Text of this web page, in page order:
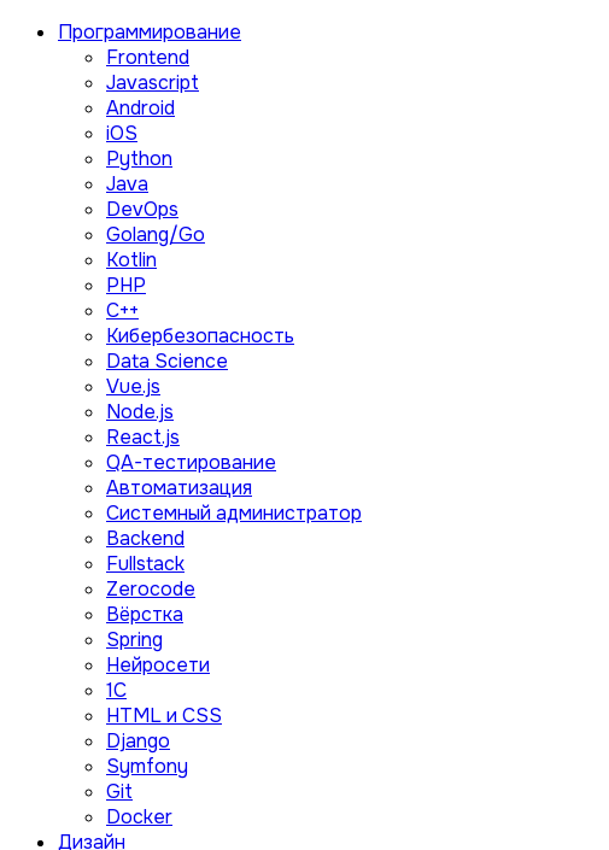
Программирование
Frontend
Javascript
Android
iOS
Python
Java
DevOps
Golang/Go
Kotlin
PHP
C++
Кибербезопасность
Data Science
Vue.js
Node.js
React.js
QA-тестирование
Автоматизация
Системный администратор
Backend
Fullstack
Zerocode
Вёрстка
Spring
Нейросети
1C
HTML и CSS
Django
Symfony
Git
Docker
Дизайн